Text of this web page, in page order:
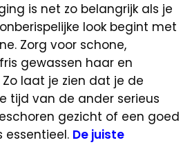
is net zo belangrijk als je
look begint met
Zorg voor schone,
gewassen haar en
laat je zien dat je de
tijd van de ander serieus
gezicht of een goed
essentieel. De juiste